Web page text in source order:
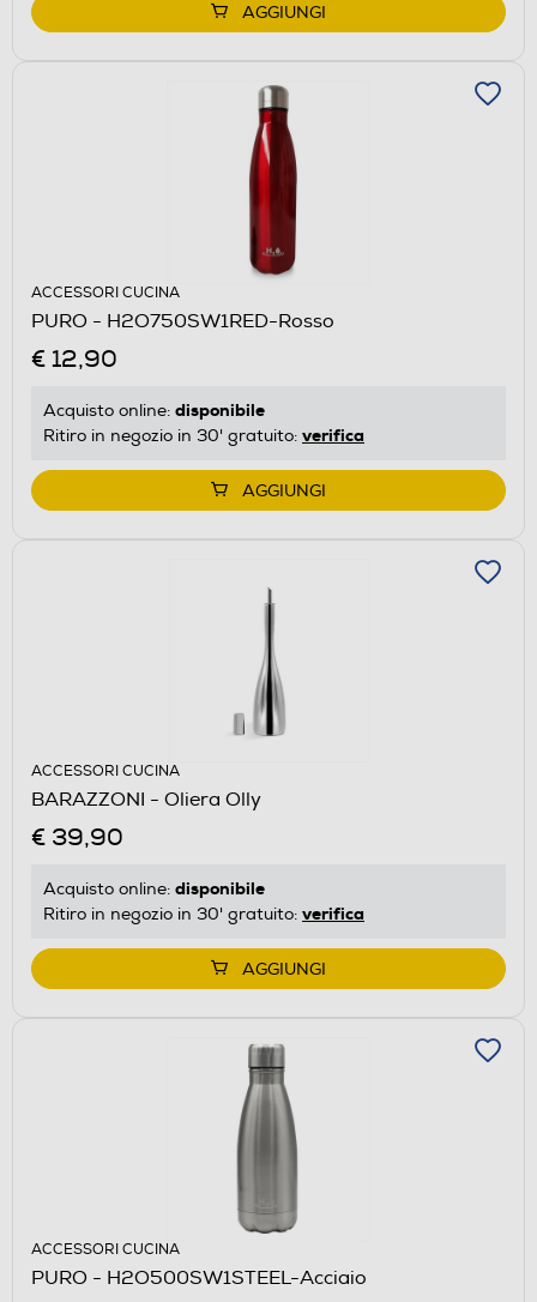
AGGIUNGI
ACCESSORI CUCINA
PURO - H2O750SW1RED-Rosso
€ 12,90
Acquisto online: disponibile
Ritiro in negozio in 30' gratuito: verifica
AGGIUNGI
ACCESSORI CUCINA
BARAZZONI - Oliera Olly
€ 39,90
Acquisto online: disponibile
Ritiro in negozio in 30' gratuito: verifica
AGGIUNGI
ACCESSORI CUCINA
PURO - H2O500SW1STEEL-Acciaio